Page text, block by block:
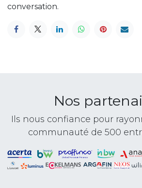
conversation.
Nos
Ils nous confiance pour
communauté de 500